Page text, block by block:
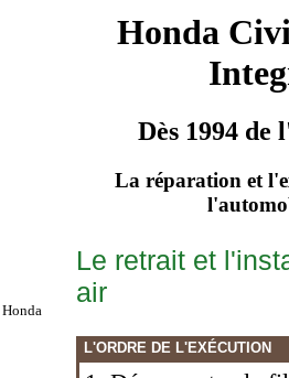
Honda
Dès 1994 de
La réparation et
Le retrait et
air
L'ORDRE DE L'EXÉCUTION